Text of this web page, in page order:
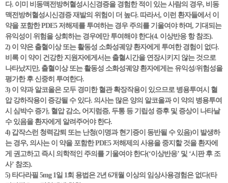
다. 이미 비동맥전방허혈성시신경증을 경험한 적이 있는 사람의 경우, 비동
맥전방허혈성시신경증 재발의 위험이 더 높다. 따라서, 이런 환자들에서 이
약을 포함한 PDE5 저해제를 투여하는 경우 주의를 기울여야 하며, 기대되는
유익성이 위험을 상회하는 경우에만 투여해야 한다(4. 이상반응 항 참조).
2) 이 약은 출혈이상 또는 활동성 소화성궤양 환자에게 투여한 경험이 없다.
비록 이 약이 건강한 지원자에게서는 출혈시간을 연장시키지 않는 것으로
나타났지만, 출혈이상 또는 활동성 소화성궤양 환자에게는 유익성/위험성을
평가한 후 신중히 투여한다.
3) 이 약과 알코올은 모두 경미한 혈관 확장작용이 있으므로 병용투여시 혈
압 강하작용이 증강될 수 있다. 의사는 많은 양의 알코올과 이 약의 병용투여
시 심박수 증가, 혈압 감소, 어지럼증, 두통 등 기립성 증후 및 증상이 나타날
수 있음을 환자에게 알려주어야 한다.
4) 갑작스런 청력감퇴 또는 난청(이명과 현기증이 동반될 수 있음)이 발생하
는 경우, 의사는 이 약을 포함한 PDE5 저해제의 사용을 중지할 것을 환자에
게 권고하고 즉시 의학적인 주의를 기울여야 한다(‘이상반응’ 및 ‘시판 후 조
사’ 참조).
5) 타다라필 5mg 1일 1회 용법은 2년 6개월 이상의 임상사용경험은 없다(타